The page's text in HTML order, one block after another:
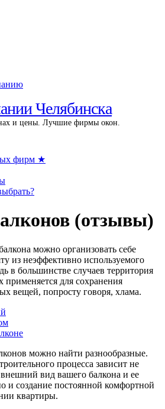
Челябинска
и цены. Лучшие фирмы окон.
фирм ★
(отзывы)
можно организовать себе
из неэффективно используемого
в большинстве случаев территория
применяется для сохранения
вещей, попросту говоря, хлама.
можно найти разнообразные.
процесса зависит не
вид вашего балкона и ее
и создание постоянной комфортной
квартиры.